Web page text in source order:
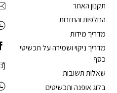
תקנון האתר
החלפות והחזרות
מדריך מידות
מדריך ניקוי ושמירה על תכשיטי
כסף
שאלות תשובות
בלוג אופנה ותכשיטים